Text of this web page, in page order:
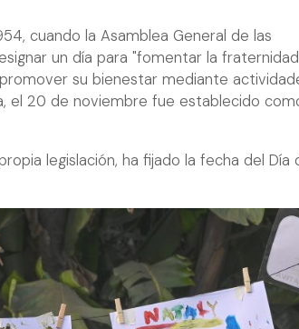
cuando la Asamblea General de las
un día para "fomentar la fraternidad
su bienestar mediante
el 20 de noviembre fue establecido
legislación, ha fijado la fecha del Día